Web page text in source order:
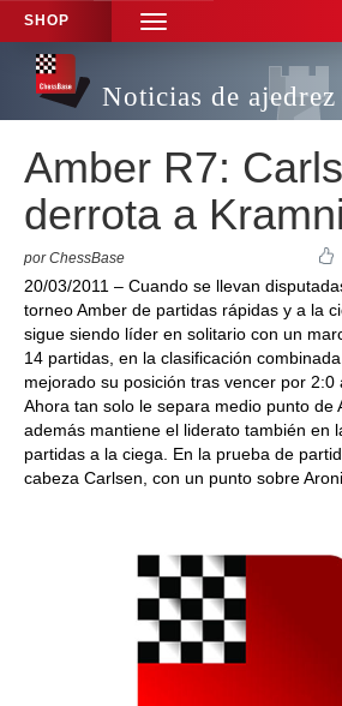
SHOP
TOGGLE
NAVIGATION
Noticias de ajedrez
Amber R7:
derrota a
por ChessBase
20/03/2011 – Cuando se llevan
torneo Amber de partidas rápidas y a la
sigue siendo líder en solitario con un
14 partidas, en la clasificación
mejorado su posición tras vencer por 2:0
Ahora tan solo le separa medio punto de
además mantiene el liderato también en
partidas a la ciega. En la prueba de
cabeza Carlsen, con un punto sobre